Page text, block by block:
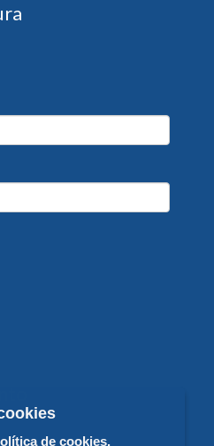
de cookies.